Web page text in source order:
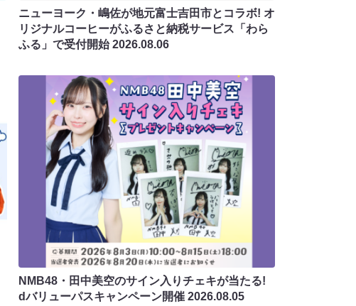
ニューヨーク・嶋佐が地元富士吉田市とコラボ! オ
リジナルコーヒーがふるさと納税サービス「わら
ふる」で受付開始2026.08.06
NMB48・田中美空のサイン入りチェキが当たる!
dバリューパスキャンペーン開催 2026.08.05